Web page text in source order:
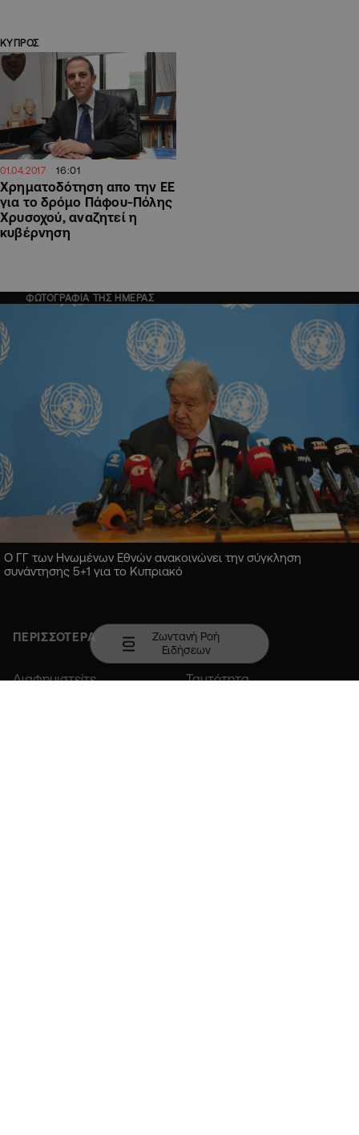
ΚΥΠΡΟΣ
01.04.2017 16:01
Χρηματοδότηση απο την ΕΕ
για το δρόμο Πάφου-Πόλης
Χρυσοχού, αναζητεί η
κυβέρνηση
ΦΩΤΟΓΡΑΦΙΑ ΤΗΣ ΗΜΕΡΑΣ
Ο ΓΓ των Ηνωμένων Εθνών ανακοινώνει την σύγκληση
συνάντησης 5+1 για το Κυπριακό
ΠΕΡΙΣΣΟΤΕΡΑ
Διαφημιστείτε Ταυτότητα
Ζωντανή Ροή
Ειδήσεων